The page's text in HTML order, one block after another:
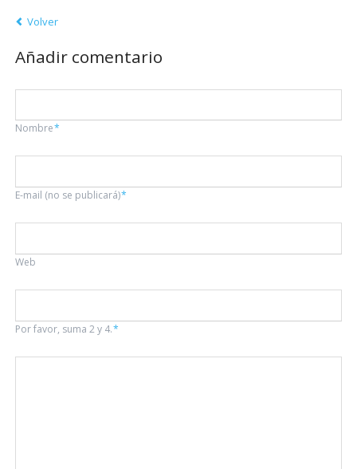
Volver
Añadir comentario
Campo
Nombre*
Campo
E-mail (no se publicará)*
Web
Por favor, suma 2 y 4.*